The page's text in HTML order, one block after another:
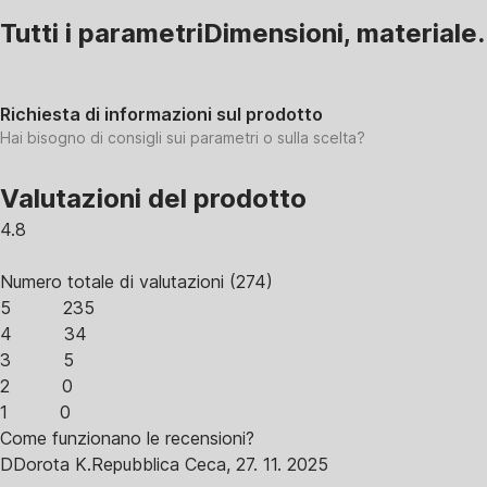
Tutti i parametriDimensioni,
Richiesta di informazioni sul prodotto
Hai bisogno di consigli sui parametri o sulla scelta?
Valutazioni del prodotto
4.8
Numero totale di valutazioni (274)
5
235
4
34
3
5
2
0
1
0
Come funzionano le recensioni?
DDorota K.Repubblica Ceca, 27. 11. 2025